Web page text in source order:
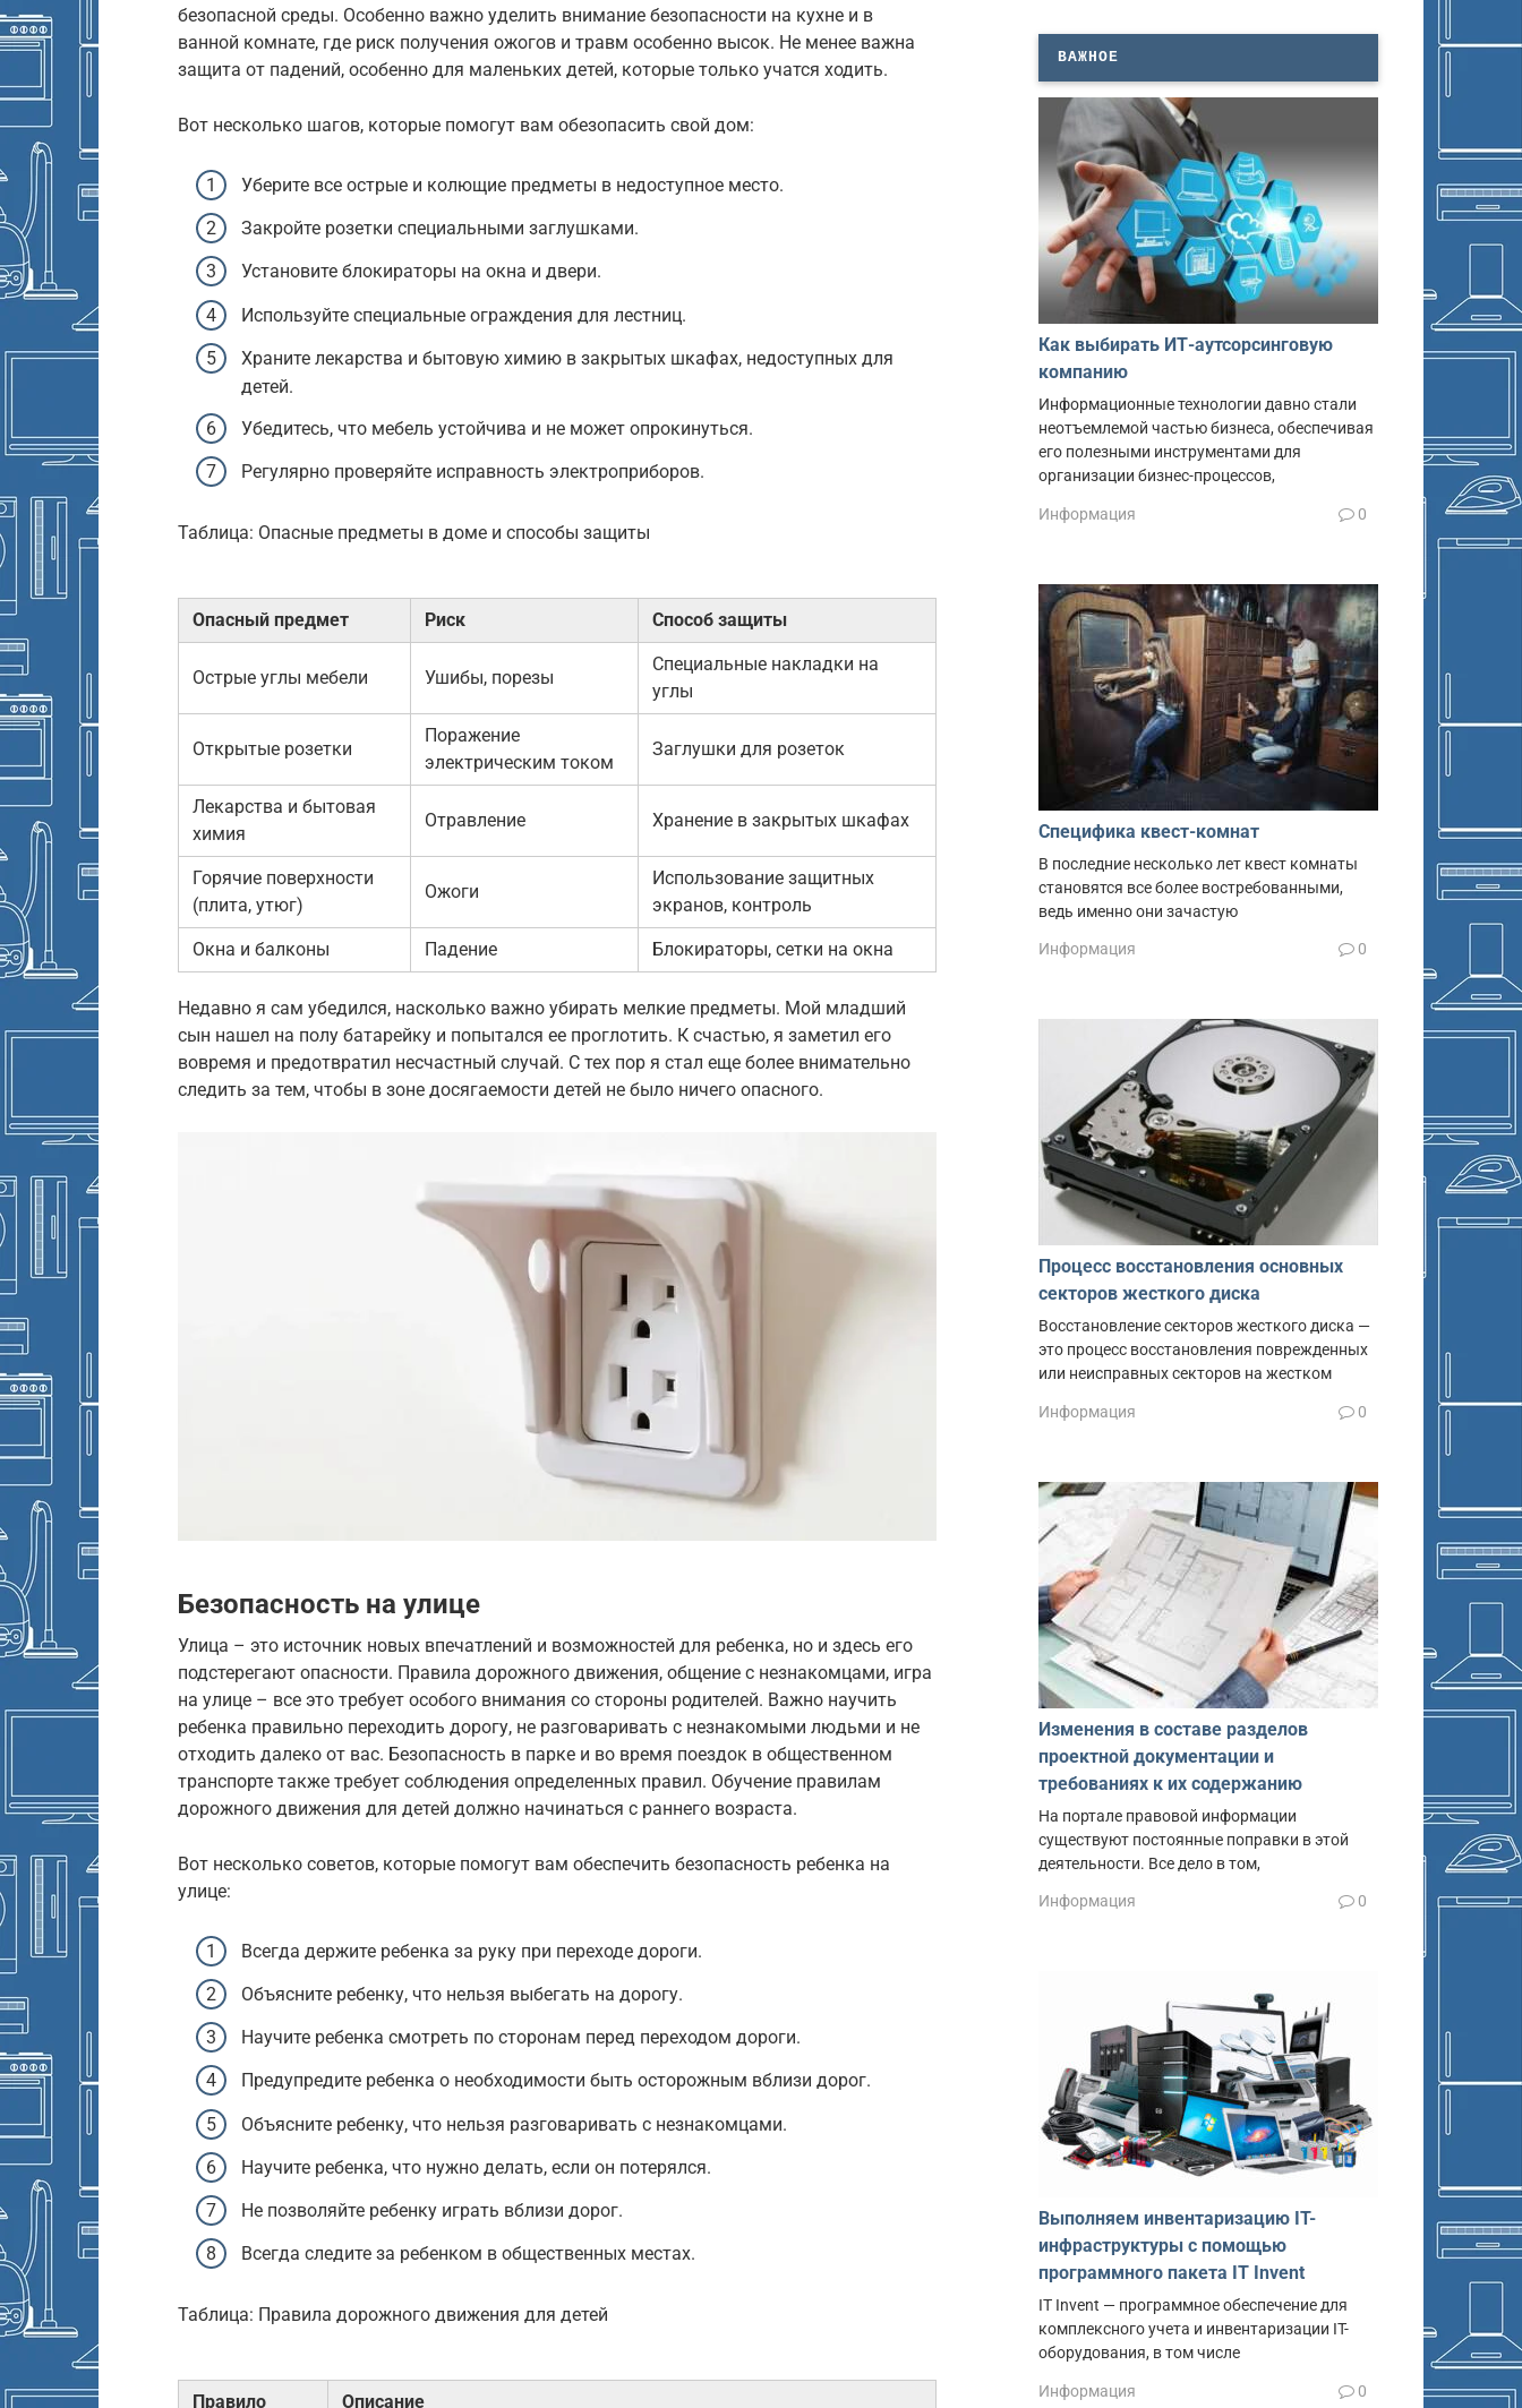
безопасной среды. Особенно важно уделить внимание безопасности на кухне и в
ванной комнате, где риск получения ожогов и травм особенно высок. Не менее важна
защита от падений, особенно для маленьких детей, которые только учатся ходить.
Вот несколько шагов, которые помогут вам обезопасить свой дом:
Уберите все острые и колющие предметы в недоступное место.
Закройте розетки специальными заглушками.
Установите блокираторы на окна и двери.
Используйте специальные ограждения для лестниц.
Храните лекарства и бытовую химию в закрытых шкафах, недоступных для
детей.
Убедитесь, что мебель устойчива и не может опрокинуться.
Регулярно проверяйте исправность электроприборов.
Таблица: Опасные предметы в доме и способы защиты
Опасный предмет Риск Способ защиты
Острые углы мебели Ушибы, порезы
Специальные накладки на
углы
Открытые розетки
Поражение
электрическим током
Заглушки для розеток
Лекарства и бытовая
химия
Отравление Хранение в закрытых шкафах
Горячие поверхности
(плита, утюг)
Ожоги
Использование защитных
экранов, контроль
Окна и балконы Падение Блокираторы, сетки на окна
Недавно я сам убедился, насколько важно убирать мелкие предметы. Мой младший
сын нашел на полу батарейку и попытался ее проглотить. К счастью, я заметил его
вовремя и предотвратил несчастный случай. С тех пор я стал еще более внимательно
следить за тем, чтобы в зоне досягаемости детей не было ничего опасного.
Безопасность на улице
Улица – это источник новых впечатлений и возможностей для ребенка, но и здесь его
подстерегают опасности. Правила дорожного движения, общение с незнакомцами, игра
на улице – все это требует особого внимания со стороны родителей. Важно научить
ребенка правильно переходить дорогу, не разговаривать с незнакомыми людьми и не
отходить далеко от вас. Безопасность в парке и во время поездок в общественном
транспорте также требует соблюдения определенных правил. Обучение правилам
дорожного движения для детей должно начинаться с раннего возраста.
Вот несколько советов, которые помогут вам обеспечить безопасность ребенка на
улице:
Всегда держите ребенка за руку при переходе дороги.
Объясните ребенку, что нельзя выбегать на дорогу.
Научите ребенка смотреть по сторонам перед переходом дороги.
Предупредите ребенка о необходимости быть осторожным вблизи дорог.
Объясните ребенку, что нельзя разговаривать с незнакомцами.
Научите ребенка, что нужно делать, если он потерялся.
Не позволяйте ребенку играть вблизи дорог.
Всегда следите за ребенком в общественных местах.
Таблица: Правила дорожного движения для детей
Правило Описание
ВАЖНОЕ
Как выбирать ИТ-аутсорсинговую
компанию
Информационные технологии давно стали
неотъемлемой частью бизнеса, обеспечивая
его полезными инструментами для
организации бизнес-процессов,
Информация 0
Специфика квест-комнат
В последние несколько лет квест комнаты
становятся все более востребованными,
ведь именно они зачастую
Информация 0
Процесс восстановления основных
секторов жесткого диска
Восстановление секторов жесткого диска —
это процесс восстановления поврежденных
или неисправных секторов на жестком
Информация 0
Изменения в составе разделов
проектной документации и
требованиях к их содержанию
На портале правовой информации
существуют постоянные поправки в этой
деятельности. Все дело в том,
Информация 0
Выполняем инвентаризацию IT-
инфраструктуры с помощью
программного пакета IT Invent
IT Invent — программное обеспечение для
комплексного учета и инвентаризации IT-
оборудования, в том числе
Информация 0